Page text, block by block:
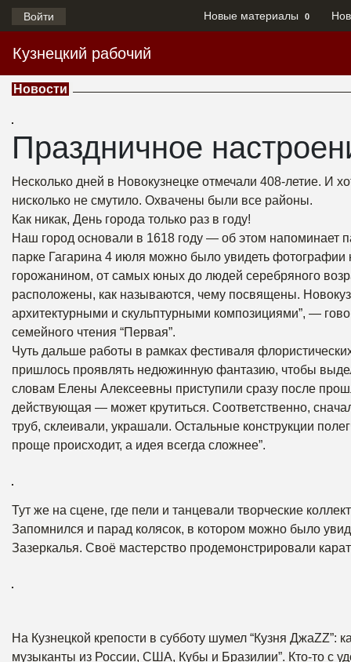
Войти Новые материалы 0
Кузнецкий рабочий
Новости
Праздничное
Несколько дней в Новокузнецке отмечали 408-летие. И
нисколько не смутило. Охвачены были все районы.
Как никак, День города только раз в году!
Наш город основали в 1618 году — об этом напоминает
парке Гагарина 4 июля можно было увидеть фотографии
горожанином, от самых юных до людей серебряного
расположены, как называются, чему посвящены.
архитектурными и скульптурными композициями”, —
семейного чтения “Первая”.
Чуть дальше работы в рамках фестиваля
пришлось проявлять недюжинную фантазию, чтобы
словам Елены Алексеевны приступили сразу после
действующая — может крутиться. Соответственно,
труб, склеивали, украшали. Остальные конструкции
проще происходит, а идея всегда сложнее”.
Тут же на сцене, где пели и танцевали творческие
Запомнился и парад колясок, в котором можно было
Зазеркалья. Своё мастерство продемонстрировали
На Кузнецкой крепости в субботу шумел “Кузня ДжаZZ”:
музыканты из России, США, Кубы и Бразилии”. Кто-то с